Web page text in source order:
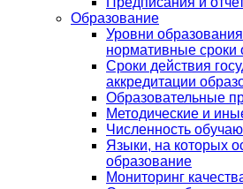
Образование
Уровни
нормативные сроки
Сроки действия
аккредитации
Образовательные
Методические и
Численность
Языки, на которых
образование
Мониторинг